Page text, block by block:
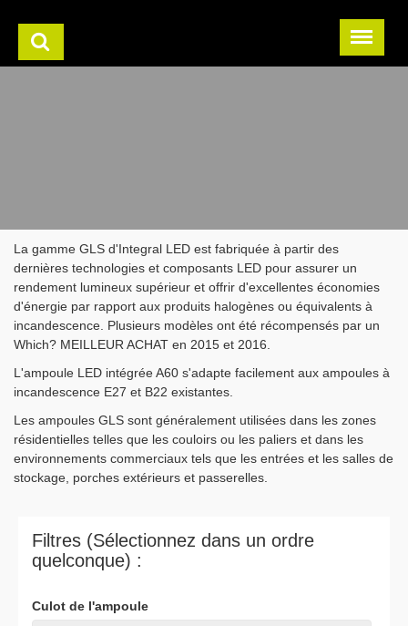
La gamme GLS d'Integral LED est fabriquée à partir des
dernières technologies et composants LED pour assurer un
rendement lumineux supérieur et offrir d'excellentes économies
d'énergie par rapport aux produits halogènes ou équivalents à
incandescence. Plusieurs modèles ont été récompensés par un
Which? MEILLEUR ACHAT en 2015 et 2016.
L'ampoule LED intégrée A60 s'adapte facilement aux ampoules à
incandescence E27 et B22 existantes.
Les ampoules GLS sont généralement utilisées dans les zones
résidentielles telles que les couloirs ou les paliers et dans les
environnements commerciaux tels que les entrées et les salles de
stockage, porches extérieurs et passerelles.
Filtres (Sélectionnez dans un ordre
quelconque) :
Culot de l'ampoule